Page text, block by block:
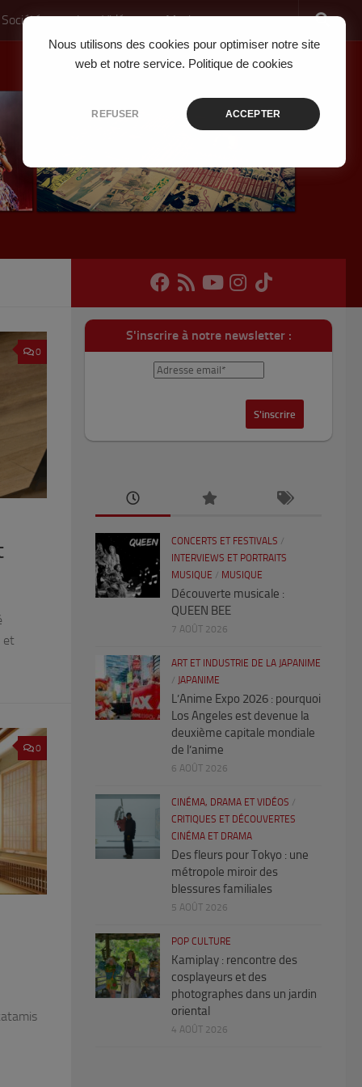
Nous utilisons des cookies pour optimiser notre site
web et notre service. Politique de cookies
REFUSER ACCEPTER
Jeux Vidéo Musique
0
et
0
S'inscrire à notre newsletter :
CONCERTS ET FESTIVALS /
INTERVIEWS ET PORTRAITS
MUSIQUE / MUSIQUE
Découverte musicale :
QUEEN BEE
7 AOÛT 2026
ART ET INDUSTRIE DE LA JAPANIME
/ JAPANIME
L’Anime Expo 2026 : pourquoi
Los Angeles est devenue la
deuxième capitale mondiale
de l’anime
6 AOÛT 2026
CINÉMA, DRAMA ET VIDÉOS /
CRITIQUES ET DÉCOUVERTES
CINÉMA ET DRAMA
Des fleurs pour Tokyo : une
métropole miroir des
blessures familiales
5 AOÛT 2026
POP CULTURE
Kamiplay : rencontre des
cosplayeurs et des
photographes dans un jardin
oriental
4 AOÛT 2026